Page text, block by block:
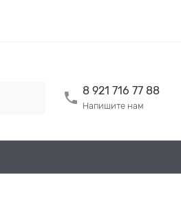
8 921 716 77 88
Напишите нам